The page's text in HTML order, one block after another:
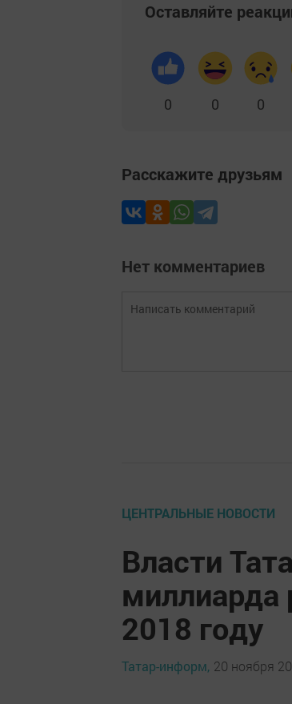
Оставляйте
0 0 0
Расскажите друзьям
Нет комментариев
ЦЕНТРАЛЬНЫЕ НОВОСТИ
Власти
2018 году
Татар-информ, 20 ноября